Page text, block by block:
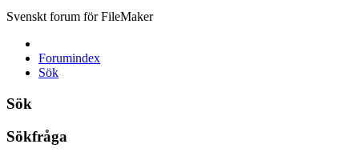
Svenskt forum för FileMaker
Forumindex
Sök
Sök
Sökfråga